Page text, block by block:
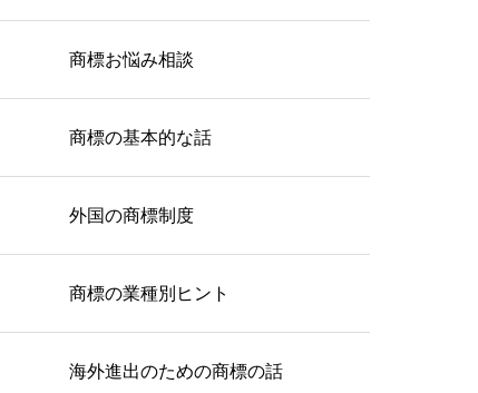
商標お悩み相談
商標の基本的な話
外国の商標制度
商標の業種別ヒント
海外進出のための商標の話